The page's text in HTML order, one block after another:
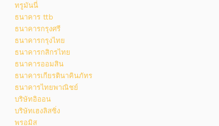
ทรูมันนี่
ธนาคาร ttb
ธนาคารกรุงศรี
ธนาคารกรุงไทย
ธนาคารกสิกรไทย
ธนาคารออมสิน
ธนาคารเกียรตินาคินภัทร
ธนาคารไทยพาณิชย์
บริษัทอิออน
บริษัทเฮงลิสซิ่ง
พรอมิส